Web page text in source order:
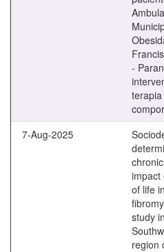
-
7-Aug-2025
impact
of life in
study
region